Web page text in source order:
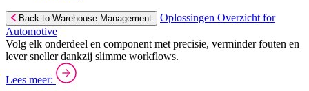
Back to Warehouse Management
Oplossingen Overzicht for
Automotive
Volg elk onderdeel en component met precisie, verminder fouten en
lever sneller dankzij slimme workflows.
Lees meer: